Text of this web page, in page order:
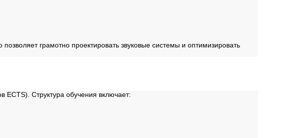
позволяет грамотно проектировать звуковые системы и оптимизировать
ECTS). Структура обучения включает: